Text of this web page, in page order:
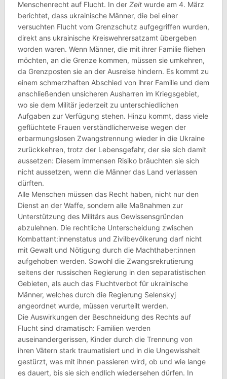
Menschenrecht auf Flucht. In der Zeitwurde am 4. März
berichtet, dass ukrainische Männer, die bei einer
versuchten Flucht vom Grenzschutz aufgegriffen wurden,
direkt ans ukrainische Kreiswehrersatzamt übergeben
worden waren. Wenn Männer, die mit ihrer Familie fliehen
möchten, an die Grenze kommen, müssen sie umkehren,
da Grenzposten sie an der Ausreise hindern. Es kommt zu
einem schmerzhaften Abschied von ihrer Familie und dem
anschließenden unsicheren Ausharren im Kriegsgebiet,
wo sie dem Militär jederzeit zu unterschiedlichen
Aufgaben zur Verfügung stehen. Hinzu kommt, dass viele
geflüchtete Frauen verständlicherweise wegen der
erbarmungslosen Zwangstrennung wieder in die Ukraine
zurückkehren, trotz der Lebensgefahr, der sie sich damit
aussetzen: Diesem immensen Risiko bräuchten sie sich
nicht aussetzen, wenn die Männer das Land verlassen
dürften.
Alle Menschen müssen das Recht haben, nicht nur den
Dienst an der Waffe, sondern alle Maßnahmen zur
Unterstützung des Militärs aus Gewissensgründen
abzulehnen. Die rechtliche Unterscheidung zwischen
Kombattant:innenstatus und Zivilbevölkerung darf nicht
mit Gewalt und Nötigung durch die Machthaber:innen
aufgehoben werden. Sowohl die Zwangsrekrutierung
seitens der russischen Regierung in den separatistischen
Gebieten, als auch das Fluchtverbot für ukrainische
Männer, welches durch die Regierung Selenskyj
angeordnet wurde, müssen verurteilt werden.
Die Auswirkungen der Beschneidung des Rechts auf
Flucht sind dramatisch: Familien werden
auseinandergerissen, Kinder durch die Trennung von
ihren Vätern stark traumatisiert und in die Ungewissheit
gestürzt, was mit ihnen passieren wird, ob und wie lange
es dauert, bis sie sich endlich wiedersehen dürfen. In